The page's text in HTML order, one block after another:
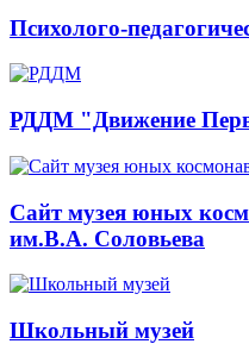
Психолого-
РДДМ "Движение
Сайт музея юных
им.В.А. Соловьева
Школьный музей